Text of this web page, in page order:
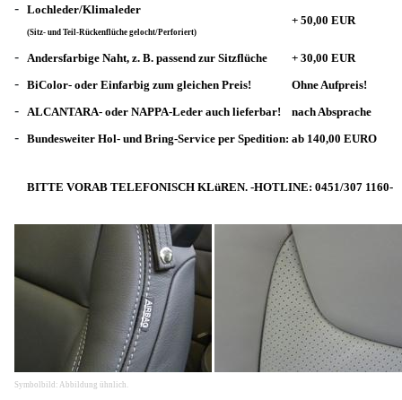
- Lochleder/Klimaleder
(Sitz- und Teil-Rückenflüche gelocht/Perforiert)
+ 50,00 EUR
- Andersfarbige Naht, z. B. passend zur Sitzflüche + 30,00 EUR
- BiColor- oder Einfarbig zum gleichen Preis! Ohne Aufpreis!
- ALCANTARA- oder NAPPA-Leder auch lieferbar! nach Absprache
- Bundesweiter Hol- und Bring-Service per Spedition: ab 140,00 EURO
BITTE VORAB TELEFONISCH KLüREN. -HOTLINE: 0451/307 1160-
Symbolbild: Abbildung ühnlich.